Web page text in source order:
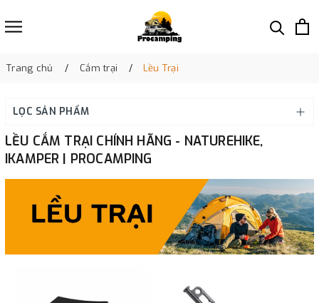
Trang chủ Cắm trại Lều Trại
LỌC SẢN PHẨM
LỀU CẮM TRẠI CHÍNH HÃNG - NATUREHIKE,
IKAMPER | PROCAMPING